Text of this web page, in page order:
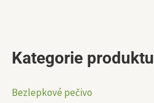
Kategorie produktu
Bezlepkové pečivo